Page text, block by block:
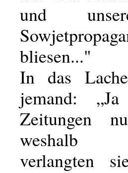
und
bliesen..."
In das
jemand:
Zeitungen
weshalb
verlangten